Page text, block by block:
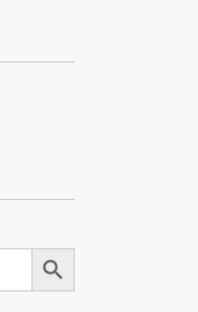
Botón de búsqueda